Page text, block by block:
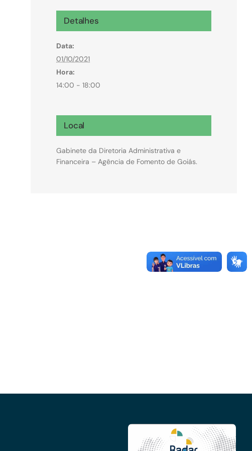
Microcrédito
Para MEI, microempresas e pessoas físicas
(feirantes e transportes)
Detalhes
Data:
01/10/2021
Hora:
14:00 - 18:00
Local
Gabinete da Diretoria Administrativa e
Financeira – Agência de Fomento de Goiás.